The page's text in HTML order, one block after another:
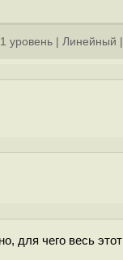
1 уровень Линейный
для чего весь этот